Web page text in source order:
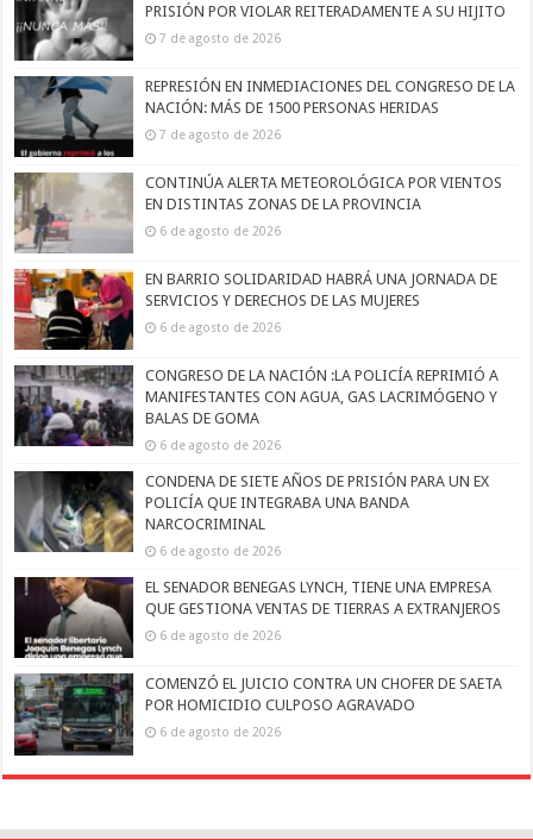
PRISIÓN POR VIOLAR REITERADAMENTE A SU HIJITO
7 de agosto de 2026
REPRESIÓN EN INMEDIACIONES DEL CONGRESO DE LA
NACIÓN: MÁS DE 1500 PERSONAS HERIDAS
7 de agosto de 2026
CONTINÚA ALERTA METEOROLÓGICA POR VIENTOS
EN DISTINTAS ZONAS DE LA PROVINCIA
6 de agosto de 2026
EN BARRIO SOLIDARIDAD HABRÁ UNA JORNADA DE
SERVICIOS Y DERECHOS DE LAS MUJERES
6 de agosto de 2026
CONGRESO DE LA NACIÓN :LA POLICÍA REPRIMIÓ A
MANIFESTANTES CON AGUA, GAS LACRIMÓGENO Y
BALAS DE GOMA
6 de agosto de 2026
CONDENA DE SIETE AÑOS DE PRISIÓN PARA UN EX
POLICÍA QUE INTEGRABA UNA BANDA
NARCOCRIMINAL
6 de agosto de 2026
EL SENADOR BENEGAS LYNCH, TIENE UNA EMPRESA
QUE GESTIONA VENTAS DE TIERRAS A EXTRANJEROS
6 de agosto de 2026
COMENZÓ EL JUICIO CONTRA UN CHOFER DE SAETA
POR HOMICIDIO CULPOSO AGRAVADO
6 de agosto de 2026